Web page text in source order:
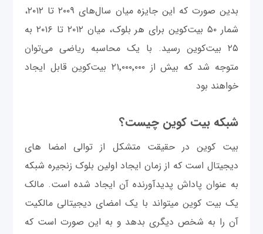
بدین صورت که این جایزه میان سال‌های ۲۰۰۹ تا ۲۰۱۲،
شمار ۵۰ بیت‌کوین برای هر بلوک، میان ۲۰۱۲ تا ۲۰۱۶ به
۲۵ بیت‌کوین رسید. با یک محاسبه ریاضی می‌توان
متوجه شد که بیش از ۲۱٬۰۰۰٬۰۰۰ بیت‌کوین قابل ایجاد
خواهند بود
شبکه بیت کوین چیست؟
بیت کوین در حقیقت متشکل از توالی امضا های
دیجیتال است که از زمان ایجاد اولین بلوک زنجیره شبکه
به عنوان پاداش پدیدآورنده آن ایجاد شده است. مالک
یک بیت کوین میتواند با یک امضای دیجیتالی مالکیت
آن را به شخص دیگری بدهد و به این صورت است که